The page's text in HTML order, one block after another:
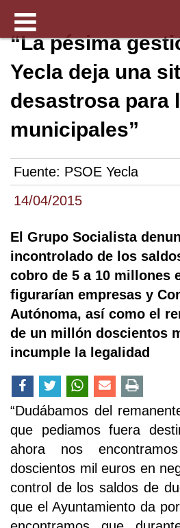
14/04/2015
“La pésima
Yecla deja una
desastrosa para
municipales”
Fuente: PSOE Yecla
El Grupo Socialista
incontrolado de los
cobro de 5 a 10 millones
figurarían empresas y
Autónoma, así como el
de un millón doscientos
incumple la legalidad
“Dudábamos del
que pediamos fuera
ahora nos
doscientos mil euros en
control de los saldos de
que el Ayuntamiento da